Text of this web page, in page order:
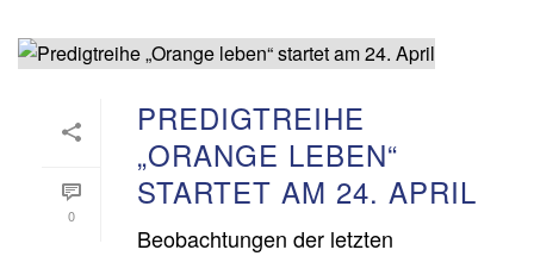
0
PREDIGTREIHE
„ORANGE LEBEN“
STARTET AM 24. APRIL
Beobachtungen der letzten